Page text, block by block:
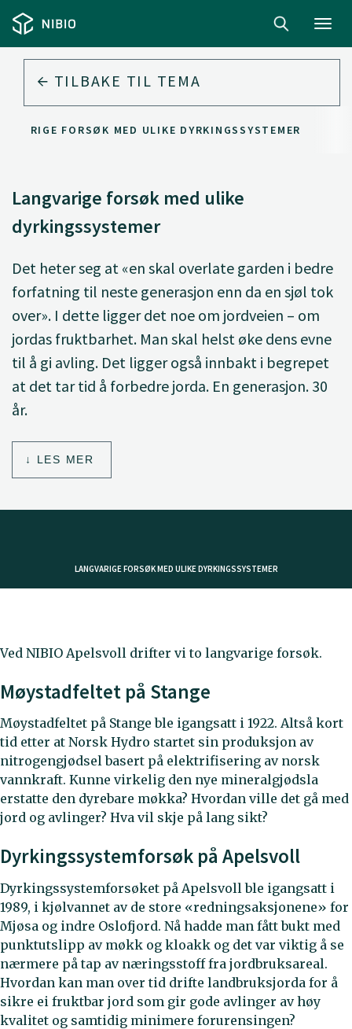
TILBAKE TIL TEMA
FORSØK MED ULIKE DYRKINGSSYSTEMER
Langvarige forsøk med ulike
dyrkingssystemer
Det heter seg at «en skal overlate garden i bedre
forfatning til neste generasjon enn da en sjøl tok
over». I dette ligger det noe om jordveien – om
jordas fruktbarhet. Man skal helst øke dens evne
til å gi avling. Det ligger også innbakt i begrepet
at det tar tid å forbedre jorda. En generasjon. 30
år.
LES MER
LANGVARIGE FORSØK MED ULIKE DYRKINGSSYSTEMER
Ved NIBIO Apelsvoll drifter vi to langvarige forsøk.
Møystadfeltet på Stange
Møystadfeltet på Stange ble igangsatt i 1922. Altså kort
tid etter at Norsk Hydro startet sin produksjon av
nitrogengjødsel basert på elektrifisering av norsk
vannkraft. Kunne virkelig den nye mineralgjødsla
erstatte den dyrebare møkka? Hvordan ville det gå med
jord og avlinger? Hva vil skje på lang sikt?
Dyrkingssystemforsøk på Apelsvoll
Dyrkingssystemforsøket på Apelsvoll ble igangsatt i
1989, i kjølvannet av de store «redningsaksjonene» for
Mjøsa og indre Oslofjord. Nå hadde man fått bukt med
punktutslipp av møkk og kloakk og det var viktig å se
nærmere på tap av næringsstoff fra jordbruksareal.
Hvordan kan man over tid drifte landbruksjorda for å
sikre ei fruktbar jord som gir gode avlinger av høy
kvalitet og samtidig minimere forurensingen?